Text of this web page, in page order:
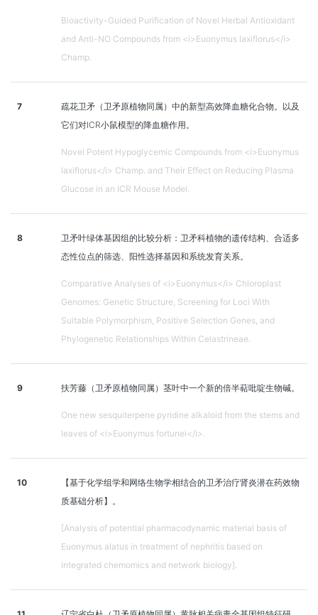
Bioactivity-Guided Purification of Novel Herbal Antioxidant
and Anti-NO Compounds from <i>Euonymus laxiflorus</i>
Champ.
7
疏花卫矛（卫矛原植物同属）中的新型高效降血糖化合物。以及
它们对ICR小鼠模型的降血糖作用。
Novel Potent Hypoglycemic Compounds from <i>Euonymus
laxiflorus</i> Champ. and Their Effect on Reducing Plasma
Glucose in an ICR Mouse Model.
8
卫矛叶绿体基因组的比较分析：卫矛科植物的遗传结构、合适多
态性位点的筛选、阳性选择基因和系统发育关系。
Comparative Analyses of <i>Euonymus</i> Chloroplast
Genomes: Genetic Structure, Screening for Loci With
Suitable Polymorphism, Positive Selection Genes, and
Phylogenetic Relationships Within Celastrineae.
9 扶芳藤（卫矛原植物同属）茎叶中一个新的倍半萜吡啶生物碱。
One new sesquiterpene pyridine alkaloid from the stems and
leaves of <i>Euonymus fortunei</i>.
10
【基于化学组学和网络生物学相结合的卫矛治疗肾炎潜在药效物
质基础分析】。
[Analysis of potential pharmacodynamic material basis of
Euonymus alatus in treatment of nephritis based on
integrated chemomics and network biology].